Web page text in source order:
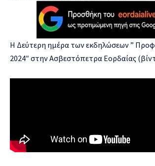
Η Δεύτερη ημέρα των εκδηλώσεων ”
2024″ στην Ασβεστόπετρα Εορδαίας